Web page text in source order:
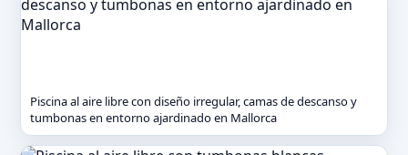
Piscina al aire libre con diseño irregular, camas de descanso y
tumbonas en entorno ajardinado en Mallorca